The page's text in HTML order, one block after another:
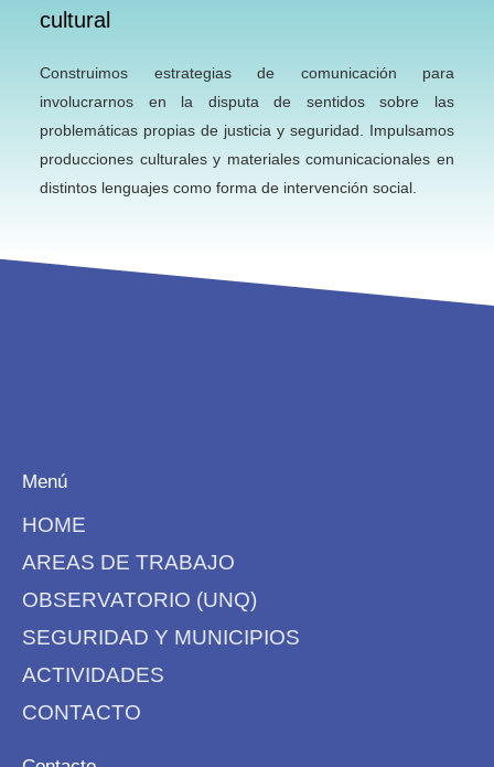
cultural
Construimos estrategias de comunicación para
involucrarnos en la disputa de sentidos sobre las
problemáticas propias de justicia y seguridad. Impulsamos
producciones culturales y materiales comunicacionales en
distintos lenguajes como forma de intervención social.
Menú
HOME
AREAS DE TRABAJO
OBSERVATORIO (UNQ)
SEGURIDAD Y MUNICIPIOS
ACTIVIDADES
CONTACTO